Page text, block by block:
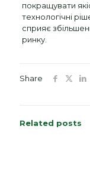
покращувати
технологічні
сприяє
ринку.
Share
Related posts